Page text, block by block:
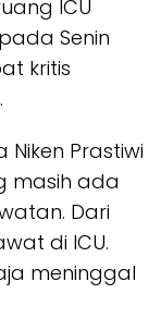
ICU
Senin
kritis
Niken Prastiwi
masih ada
Dari
di ICU.
meninggal